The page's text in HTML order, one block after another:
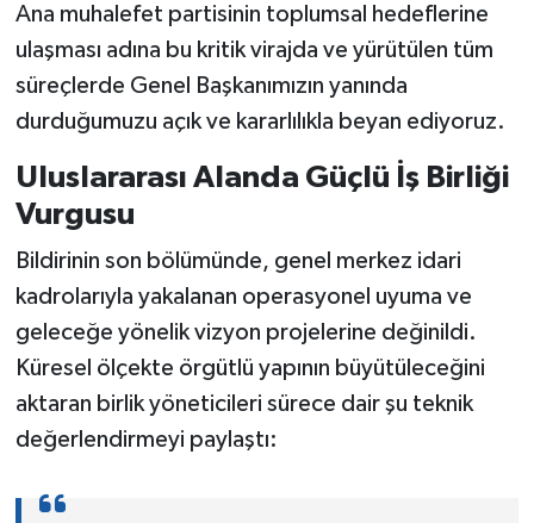
Ana muhalefet partisinin toplumsal hedeflerine
ulaşması adına bu kritik virajda ve yürütülen tüm
süreçlerde Genel Başkanımızın yanında
durduğumuzu açık ve kararlılıkla beyan ediyoruz.
Uluslararası Alanda Güçlü İş Birliği
Vurgusu
Bildirinin son bölümünde, genel merkez idari
kadrolarıyla yakalanan operasyonel uyuma ve
geleceğe yönelik vizyon projelerine değinildi.
Küresel ölçekte örgütlü yapının büyütüleceğini
aktaran birlik yöneticileri sürece dair şu teknik
değerlendirmeyi paylaştı: